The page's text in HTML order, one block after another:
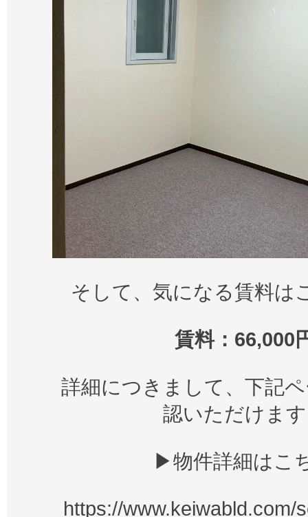
そして、気になる賃料は
賃料：66,000
詳細につきまして、下記
認いただけま
▶物件詳細はこ
https://www.keiwabld.com/